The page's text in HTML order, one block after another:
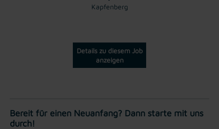
Kapfenberg
Details zu diesem Job
anzeigen
Bereit für einen Neuanfang? Dann starte mit uns
durch!